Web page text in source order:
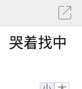
哭着找中